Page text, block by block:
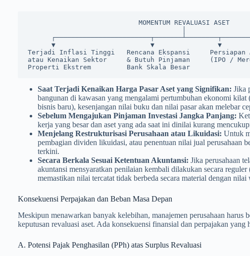
Terjadi Inflasi Tinggi   Rencana Ekspansi
atau Kenaikan Sektor     & Butuh Pinjaman     (IPO /
Saat Terjadi Kenaikan Harga Pasar Aset yang Signifikan: Jika
bangunan di kawasan yang mengalami pertumbuhan ekonomi
bisnis baru), kesenjangan nilai buku dan nilai pasar akan melebar
Sebelum Mengajukan Pinjaman Investasi Jangka Panjang:
kerja yang besar dan aset yang ada saat ini dinilai kurang
Menjelang Restrukturisasi Perusahaan atau Likuidasi: Untuk
pembagian dividen likuidasi, atau penentuan nilai jual perusahaan
terkini.
Secara Berkala Sesuai Ketentuan Akuntansi: Jika perusahaan
akuntansi mensyaratkan penilaian kembali dilakukan secara
memastikan nilai tercatat tidak berbeda secara material dengan
Konsekuensi Perpajakan dan Beban Masa Depan
Meskipun menawarkan banyak kelebihan, manajemen perusahaan harus
keputusan revaluasi aset. Ada konsekuensi finansial dan perpajakan yang
A. Potensi Pajak Penghasilan (PPh) atas Surplus Revaluasi